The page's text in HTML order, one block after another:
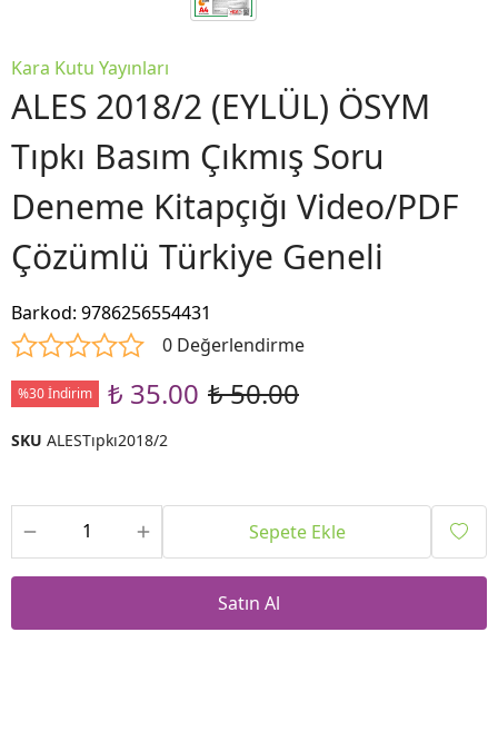
Kara Kutu Yayınları
ALES 2018/2 (EYLÜL) ÖSYM
Tıpkı Basım Çıkmış Soru
Deneme Kitapçığı Video/PDF
Çözümlü Türkiye Geneli
Barkod: 9786256554431
0 Değerlendirme
%30 İndirim ₺ 35.00 ₺ 50.00
SKU ALESTıpkı2018/2
Sepete Ekle
Satın Al